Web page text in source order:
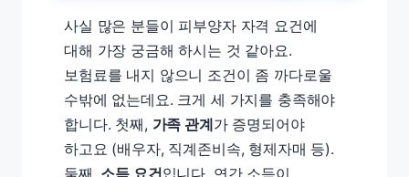
사실 많은 분들이 피부양자 자격 요건에
대해 가장 궁금해 하시는 것 같아요.
보험료를 내지 않으니 조건이 좀 까다로울
수밖에 없는데요. 크게 세 가지를 충족해야
합니다. 첫째, 가족 관계가 증명되어야
하고요 (배우자, 직계존비속, 형제자매 등).
둘째, 소득 요건입니다. 연간 소득이